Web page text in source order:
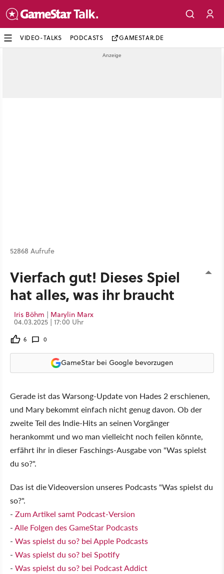
VIDEO-TALKS PODCASTS GAMESTAR.DE
52868 Aufrufe
Vierfach gut! Dieses Spiel
hat alles, was ihr braucht
Iris Böhm | Marylin Marx
04.03.2025 | 17:00 Uhr
6 0
GameStar bei Google bevorzugen
Gerade ist das Warsong-Update von Hades 2 erschienen,
und Mary bekommt einfach nicht genug davon. Ob der
zweite Teil des Indie-Hits an seinen Vorgänger
herankommt und wo man vielleicht noch feilen könnte,
erfährt ihr in dieser Faschings-Ausgabe von "Was spielst
du so?".
Das ist die Videoversion unseres Podcasts "Was spielst du
so?".
- Zum Artikel samt Podcast-Version
-Alle Folgen des GameStar Podcasts
- Was spielst du so? bei Apple Podcasts
- Was spielst du so? bei Spotify
- Was spielst du so? bei Podcast Addict